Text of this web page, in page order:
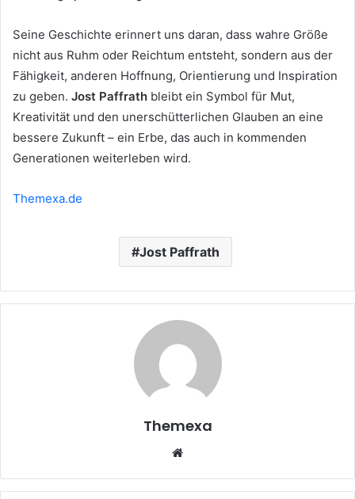
Seine Geschichte erinnert uns daran, dass wahre Größe
nicht aus Ruhm oder Reichtum entsteht, sondern aus der
Fähigkeit, anderen Hoffnung, Orientierung und Inspiration
zu geben. Jost Paffrath bleibt ein Symbol für Mut,
Kreativität und den unerschütterlichen Glauben an eine
bessere Zukunft – ein Erbe, das auch in kommenden
Generationen weiterleben wird.
Themexa.de
Jost Paffrath
Themexa